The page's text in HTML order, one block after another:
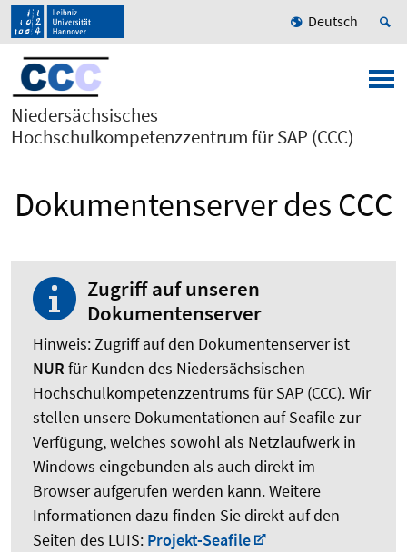
Deutsch
Niedersächsisches
Hochschulkompetenzzentrum für SAP (CCC)
Dokumentenserver des CCC
Zugriff auf unseren
Dokumentenserver
Hinweis: Zugriff auf den Dokumentenserver ist
NUR für Kunden des Niedersächsischen
Hochschulkompetenzzentrums für SAP (CCC). Wir
stellen unsere Dokumentationen auf Seafile zur
Verfügung, welches sowohl als Netzlaufwerk in
Windows eingebunden als auch direkt im
Browser aufgerufen werden kann. Weitere
Informationen dazu finden Sie direkt auf den
Seiten des LUIS: Projekt-Seafile